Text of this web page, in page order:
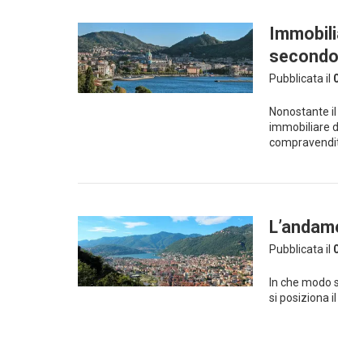
Pubblicata il
Nonostante
immobiliare
Pubblicata il
In che modo
si posiziona